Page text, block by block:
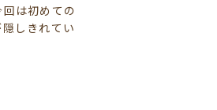
は初めての
しきれてい